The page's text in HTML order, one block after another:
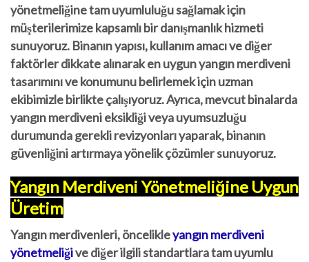
yönetmeliğine tam uyumluluğu sağlamak için
müşterilerimize kapsamlı bir danışmanlık hizmeti
sunuyoruz. Binanın yapısı, kullanım amacı ve diğer
faktörler dikkate alınarak en uygun yangın merdiveni
tasarımını ve konumunu belirlemek için uzman
ekibimizle birlikte çalışıyoruz. Ayrıca, mevcut binalarda
yangın merdiveni eksikliği veya uyumsuzluğu
durumunda gerekli revizyonları yaparak, binanın
güvenliğini artırmaya yönelik çözümler sunuyoruz.
Yangın Merdiveni Yönetmeliğine Uygun
Üretim
Yangın merdivenleri, öncelikleyangın merdiveni
yönetmeliğive diğer ilgili standartlara tam uyumlu